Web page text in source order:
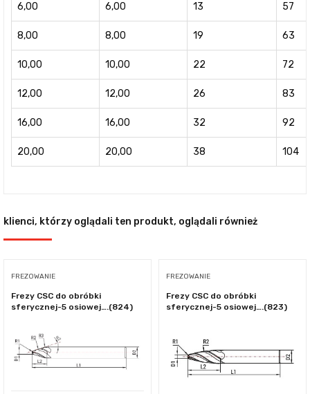
6,00 6,00 13 57
8,00 8,00 19 63
10,00 10,00 22 72
12,00 12,00 26 83
16,00 16,00 32 92
20,00 20,00 38 104
klienci, którzy oglądali ten produkt, oglądali również
FREZOWANIE
Frezy CSC do obróbki
sferycznej-5 osiowej….(824)
FREZOWANIE
Frezy CSC do obróbki
sferycznej-5 osiowej….(823)